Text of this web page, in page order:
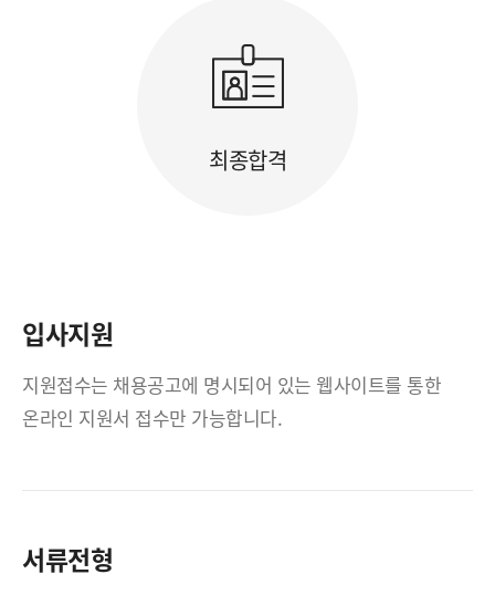
최종합격
입사지원
지원접수는 채용공고에 명시되어 있는 웹사이트를 통한
온라인 지원서 접수만 가능합니다.
서류전형